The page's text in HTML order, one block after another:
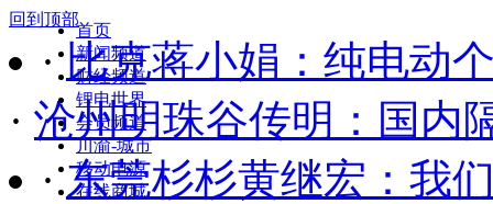
回到顶部
首页
新闻频道
财经频道
锂电世界
会员频道
川渝-城市
移动电源
在线商城
·东莞杉杉黄继宏：我
· 华西铝业何显东：探索
·圆桌会议：中国电池